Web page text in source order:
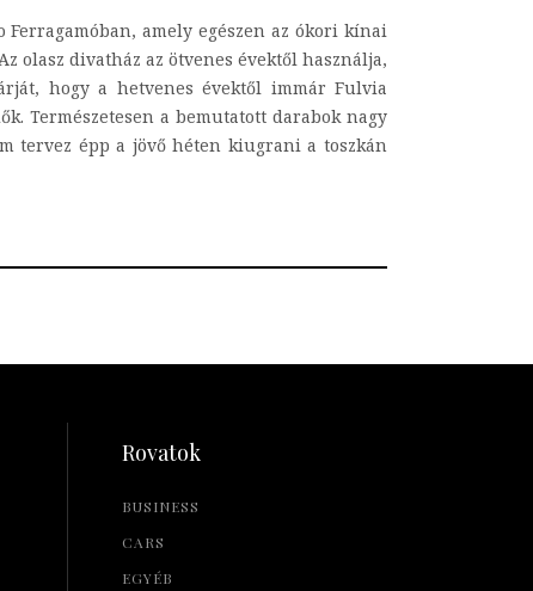
amely egészen az ókori kínai
olasz divatház az ötvenes évektől használja,
hogy a hetvenes évektől immár Fulvia
Természetesen a bemutatott darabok nagy
tervez épp a jövő héten kiugrani a toszkán
Rovatok
BUSINESS
CARS
EGYÉB